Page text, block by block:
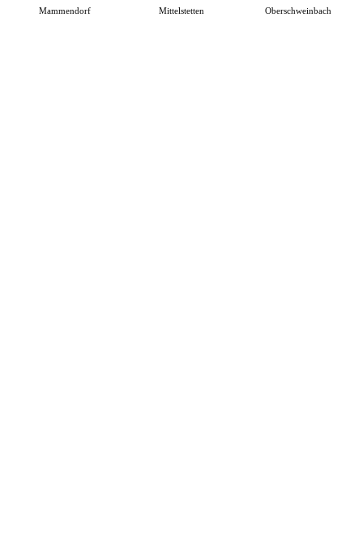
Mammendorf Mittelstetten Oberschweinbach